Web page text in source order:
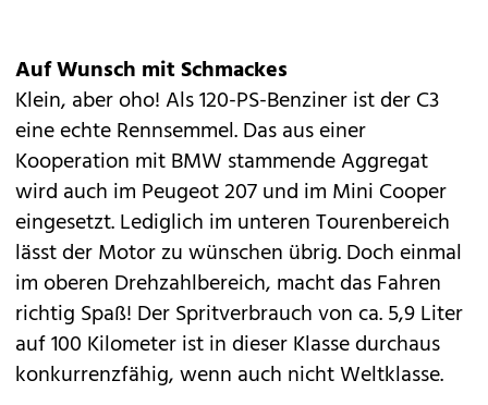
Auf Wunsch mit Schmackes
Klein, aber oho! Als 120-PS-Benziner ist der C3
eine echte Rennsemmel. Das aus einer
Kooperation mit BMW stammende Aggregat
wird auch im Peugeot 207 und im Mini Cooper
eingesetzt. Lediglich im unteren Tourenbereich
lässt der Motor zu wünschen übrig. Doch einmal
im oberen Drehzahlbereich, macht das Fahren
richtig Spaß! Der Spritverbrauch von ca. 5,9 Liter
auf 100 Kilometer ist in dieser Klasse durchaus
konkurrenzfähig, wenn auch nicht Weltklasse.